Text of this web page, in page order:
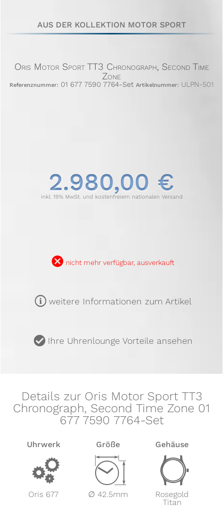
AUS DER KOLLEKTION MOTOR SPORT
Oris Motor Sport TT3 Chronograph, Second Time
Zone
Referenznummer: 01 677 7590 7764-Set Artikelnummer: ULPN-501
2.980,00 €
inkl. 19% MwSt. und kostenfreiem nationalen Versand
B nicht mehr verfügbar, ausverkauft
m weitere Informationen zum Artikel
u Ihre Uhrenlounge Vorteile ansehen
Details zur Oris Motor Sport TT3
Chronograph, Second Time Zone 01
677 7590 7764-Set
Uhrwerk
v
Oris 677
Größe
Z
∅ 42.5mm
Gehäuse
w
Rosegold
Titan